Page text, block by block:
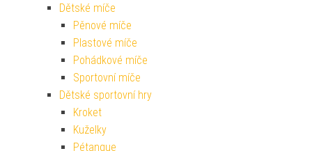
Dětské míče
Pěnové míče
Plastové míče
Pohádkové míče
Sportovní míče
Dětské sportovní hry
Kroket
Kuželky
Pétanque